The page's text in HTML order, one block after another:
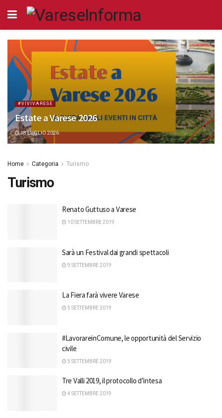
#VIVIVARESE
Estate a Varese 2026
18 LUGLIO 2026
Home Categoria Turismo
Turismo
Renato Guttuso a Varese
10 SETTEMBRE 2019
Sarà un Festival dai grandi spettacoli
9 SETTEMBRE 2019
La Fiera farà vivere Varese
5 SETTEMBRE 2019
#LavorareinComune, le opportunità del Servizio
civile
5 SETTEMBRE 2019
Tre Valli 2019, il protocollo d’intesa
4 SETTEMBRE 2019